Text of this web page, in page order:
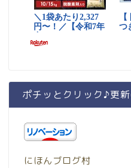
ポチッとクリック♪更
にほんブログ村